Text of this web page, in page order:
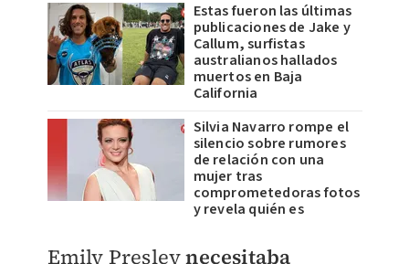
Estas fueron las últimas
publicaciones de Jake y
Callum, surfistas
australianos hallados
muertos en Baja
California
Silvia Navarro rompe el
silencio sobre rumores
de relación con una
mujer tras
comprometedoras fotos
y revela quién es
Emily Presleynecesitaba